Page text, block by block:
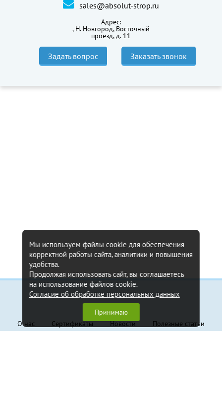
sales@absolut-strop.ru
Адрес:
, Н. Новгород, Восточный
проезд, д. 11
Задать вопрос Заказать звонок
Информация
О нас Сертификаты Новости
Полезные статьи
Мы используем файлы cookie для обеспечения
корректной работы сайта, аналитики и повышения
удобства.
Продолжая использовать сайт, вы соглашаетесь
на использование файлов cookie.
Согласие об обработке персональных данных
Принимаю